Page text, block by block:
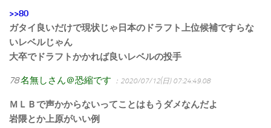
>>80
ガタイ良いだけで現状じゃ日本のドラフト上位候補ですらな
いレベルじゃん
大卒でドラフトかかれば良いレベルの投手
78名無しさん＠恐縮です ：2020/07/12(日) 07:24:49.08
ＭＬＢで声かからないってことはもうダメなんだよ
岩隈とか上原がいい例